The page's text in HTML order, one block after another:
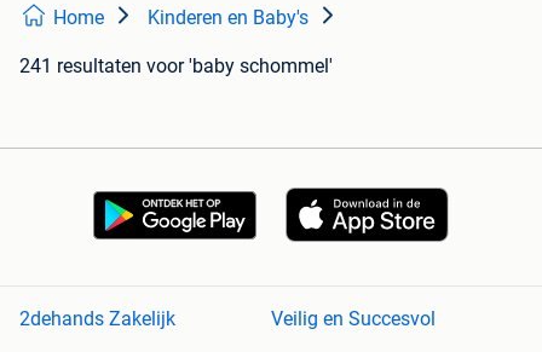
Home Kinderen en Baby's
241 resultaten voor 'baby schommel'
2dehands Zakelijk Veilig en Succesvol